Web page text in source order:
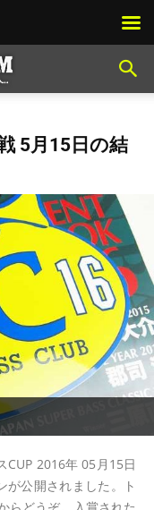
5月15日の結
CUP 2016年 05月15日
が公開されました。ト
らどうぞ。入賞された